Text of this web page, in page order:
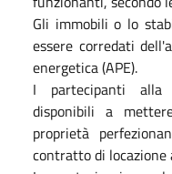
Gli immobili o lo
essere corredati
energetica (APE).
I partecipanti alla
disponibili a
proprietà
contratto di locazione